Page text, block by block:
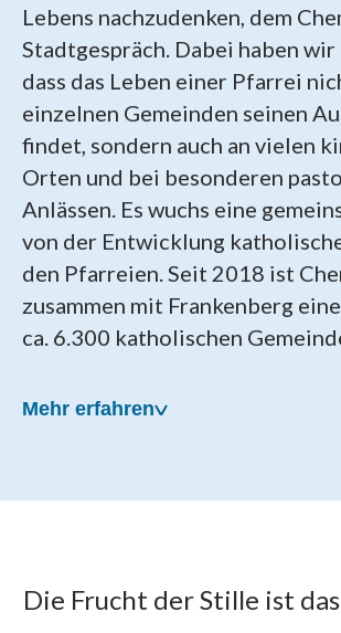
Lebens nachzudenken, dem
Stadtgespräch. Dabei haben
dass das Leben einer Pfarrei
einzelnen Gemeinden seinen
findet, sondern auch an vielen
Orten und bei besonderen
Anlässen. Es wuchs eine
von der Entwicklung
den Pfarreien. Seit 2018 ist
zusammen mit Frankenberg
ca. 6.300 katholischen
Mehr erfahren
22. April 2018
Die Frucht der Stille ist